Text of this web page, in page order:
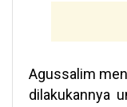
Agussalim
dilakukannya